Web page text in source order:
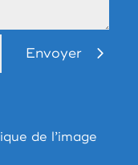
Envoyer
de l’image